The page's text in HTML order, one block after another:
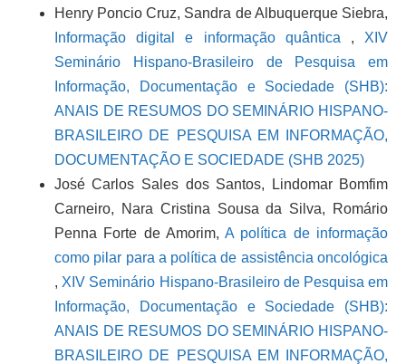
Henry Poncio Cruz, Sandra de Albuquerque Siebra,
Informação digital e informação quântica , XIV
Seminário Hispano-Brasileiro de Pesquisa em
Informação, Documentação e Sociedade (SHB):
ANAIS DE RESUMOS DO SEMINÁRIO HISPANO-
BRASILEIRO DE PESQUISA EM INFORMAÇÃO,
DOCUMENTAÇÃO E SOCIEDADE (SHB 2025)
José Carlos Sales dos Santos, Lindomar Bomfim
Carneiro, Nara Cristina Sousa da Silva, Romário
Penna Forte de Amorim,A política de informação
como pilar para a política de assistência oncológica
, XIV Seminário Hispano-Brasileiro de Pesquisa em
Informação, Documentação e Sociedade (SHB):
ANAIS DE RESUMOS DO SEMINÁRIO HISPANO-
BRASILEIRO DE PESQUISA EM INFORMAÇÃO,